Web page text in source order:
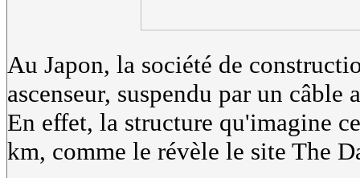
Au Japon, la société de
ascenseur, suspendu par un
En effet, la structure qu'imagine
km, comme le révèle le site The